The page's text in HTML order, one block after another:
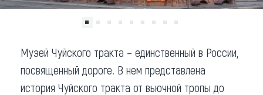
Музей Чуйского тракта – единственный в России,
посвященный дороге. В нем представлена
история Чуйского тракта от вьючной тропы до